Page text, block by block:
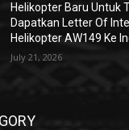
Helikopter Baru Untuk
Dapatkan Letter Of
Helikopter AW149 Ke
July 21, 2026